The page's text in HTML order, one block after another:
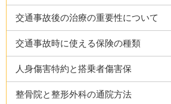
交通事故後の治療の重要性について
交通事故時に使える保険の種類
人身傷害特約と搭乗者傷害保
整骨院と整形外科の通院方法